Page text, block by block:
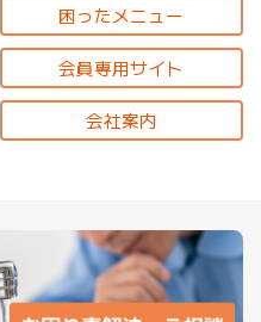
困ったメニュー
会員専用サイト
会社案内